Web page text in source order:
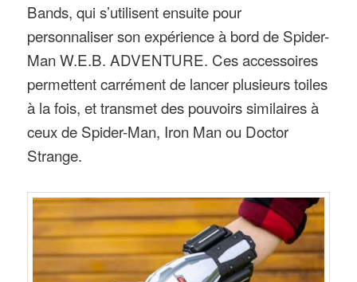
Bands, qui s’utilisent ensuite pour
personnaliser son expérience à bord de Spider-
Man W.E.B. ADVENTURE. Ces accessoires
permettent carrément de lancer plusieurs toiles
à la fois, et transmet des pouvoirs similaires à
ceux de Spider-Man, Iron Man ou Doctor
Strange.